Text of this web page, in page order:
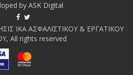
by ASK Digital
ΙΚΑ ΑΣΦΑΛΙΣΤΙΚΟΥ & ΕΡΓΑΤΙΚΟΥ
All rights reserved